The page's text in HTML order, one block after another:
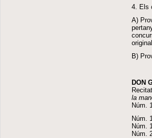
4. Els
A)
original.
B)
DON
la
Núm.
Núm.
Núm.
Núm.